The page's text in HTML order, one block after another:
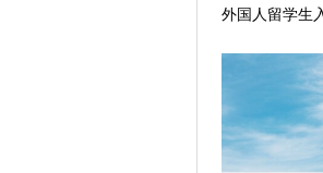
外国人留学生